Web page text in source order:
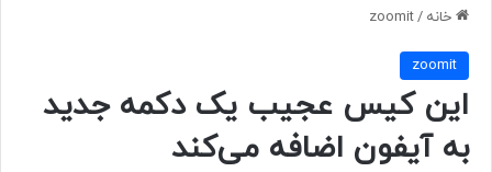
خانه /
zoomit
zoomit
این کیس عجیب یک دکمه جدید
به آیفون اضافه می‌کند